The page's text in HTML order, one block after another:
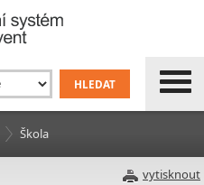
Škola
vytisknout